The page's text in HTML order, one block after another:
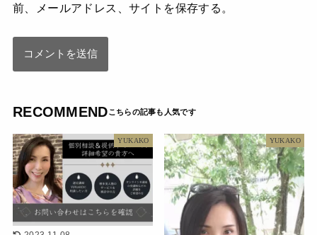
前、メールアドレス、サイトを保存する。
RECOMMEND
YUKAKO YUKAKO